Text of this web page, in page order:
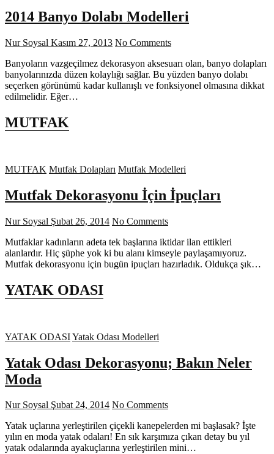
2014 Banyo Dolabı Modelleri
Nur Soysal Kasım 27, 2013 No Comments
Banyoların vazgeçilmez dekorasyon aksesuarı olan, banyo dolapları
banyolarınızda düzen kolaylığı sağlar. Bu yüzden banyo dolabı
seçerken görünümü kadar kullanışlı ve fonksiyonel olmasına dikkat
edilmelidir. Eğer…
MUTFAK
MUTFAK Mutfak Dolapları Mutfak Modelleri
Mutfak Dekorasyonu İçin İpuçları
Nur Soysal Şubat 26, 2014 No Comments
Mutfaklar kadınların adeta tek başlarına iktidar ilan ettikleri
alanlardır. Hiç şüphe yok ki bu alanı kimseyle paylaşamıyoruz.
Mutfak dekorasyonu için bugün ipuçları hazırladık. Oldukça şık…
YATAK ODASI
YATAK ODASIYatak Odası Modelleri
Yatak Odası Dekorasyonu; Bakın Neler
Moda
Nur Soysal Şubat 24, 2014 No Comments
Yatak uçlarına yerleştirilen çiçekli kanepelerden mi başlasak? İşte
yılın en moda yatak odaları! En sık karşımıza çıkan detay bu yıl
yatak odalarında ayakuçlarına yerleştirilen mini…